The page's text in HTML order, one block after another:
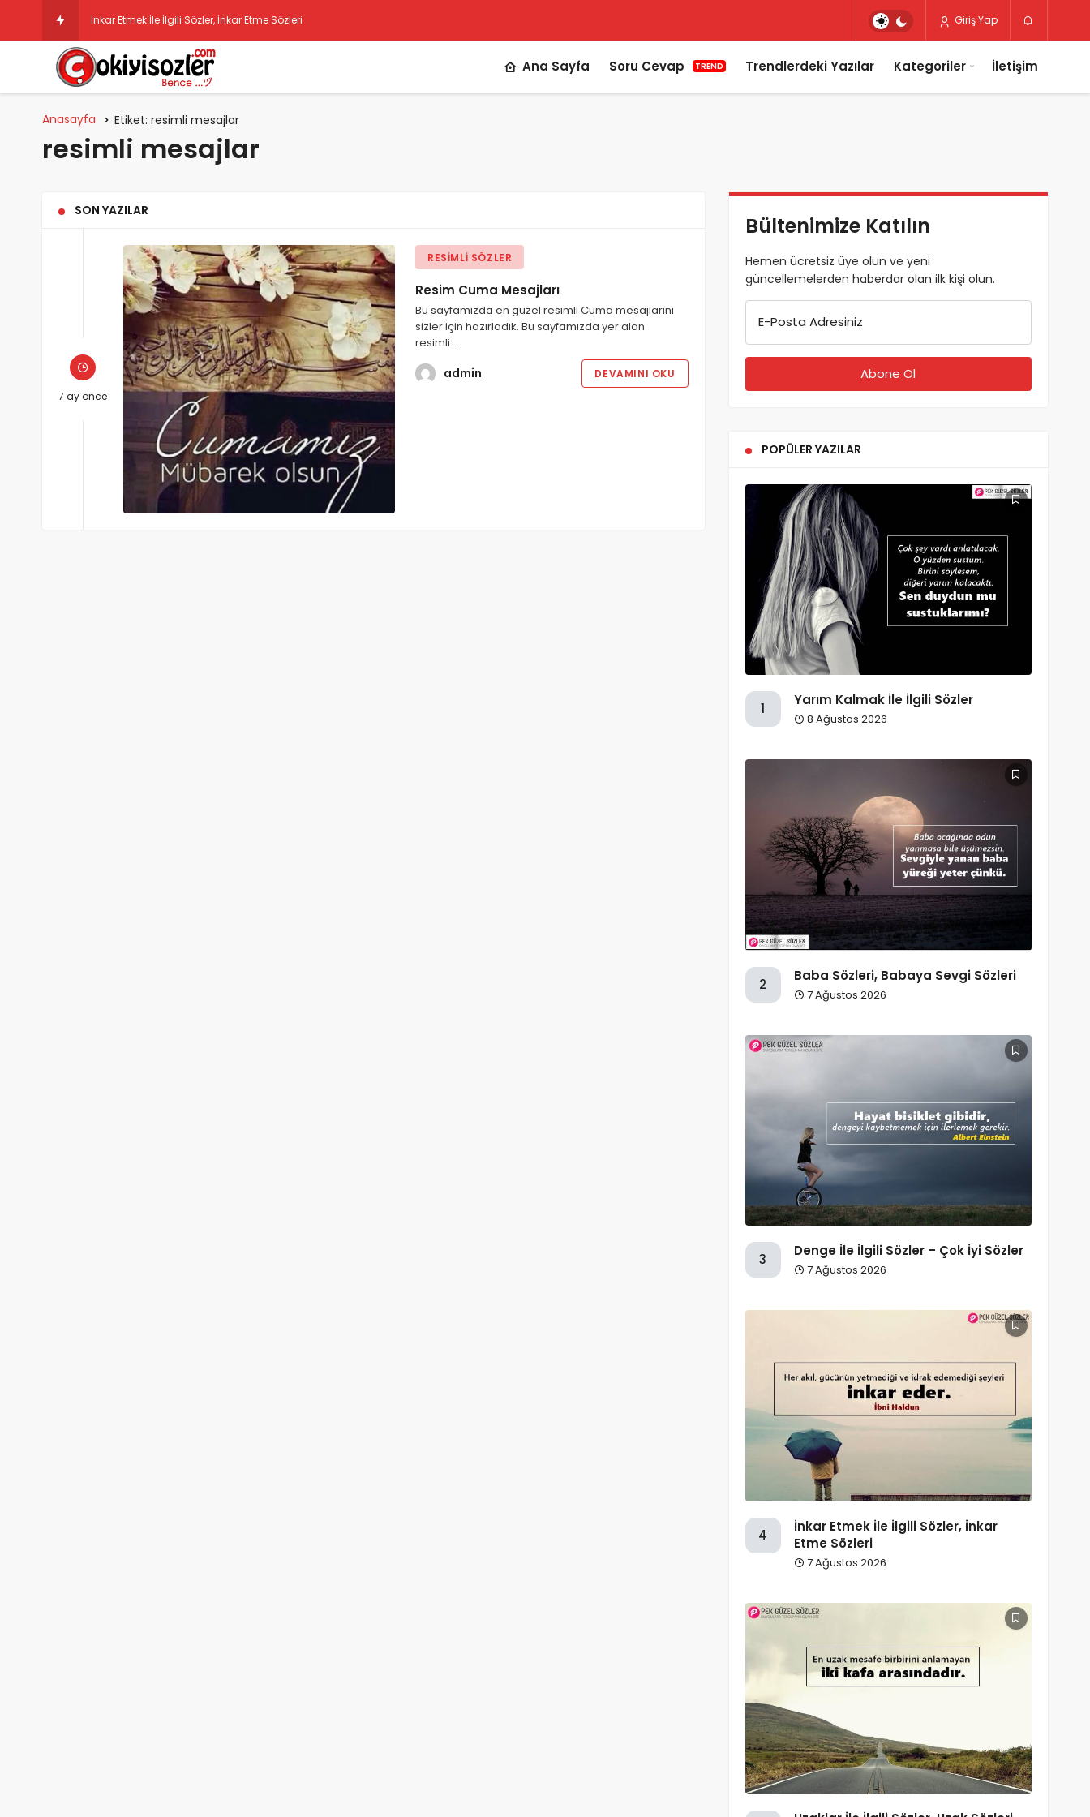
İnkar Etmek İle İlgili Sözler, İnkar Etme Sözleri Giriş Yap
Ana Sayfa Soru Cevap TREND Trendlerdeki Yazılar Kategoriler İletişim
Anasayfa Etiket: resimli mesajlar
resimli mesajlar
SON YAZILAR
7 ay önce
RESIMLI SÖZLER
Resim Cuma Mesajları
Bu sayfamızda en güzel resimli Cuma mesajlarını
sizler için hazırladık. Bu sayfamızda yer alan
resimli…
admin DEVAMINI OKU
Bültenimize Katılın
Hemen ücretsiz üye olun ve yeni
güncellemelerden haberdar olan ilk kişi olun.
E-Posta Adresiniz
POPÜLER YAZILAR
1
Yarım Kalmak İle İlgili Sözler
8 Ağustos 2026
2
Baba Sözleri, Babaya Sevgi Sözleri
7 Ağustos 2026
3
Denge İle İlgili Sözler – Çok İyi Sözler
7 Ağustos 2026
4
İnkar Etmek İle İlgili Sözler, İnkar
Etme Sözleri
7 Ağustos 2026